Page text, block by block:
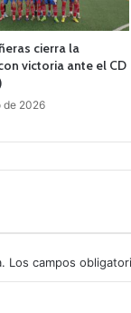
cierra la
victoria ante el CD
de 2026
Los campos